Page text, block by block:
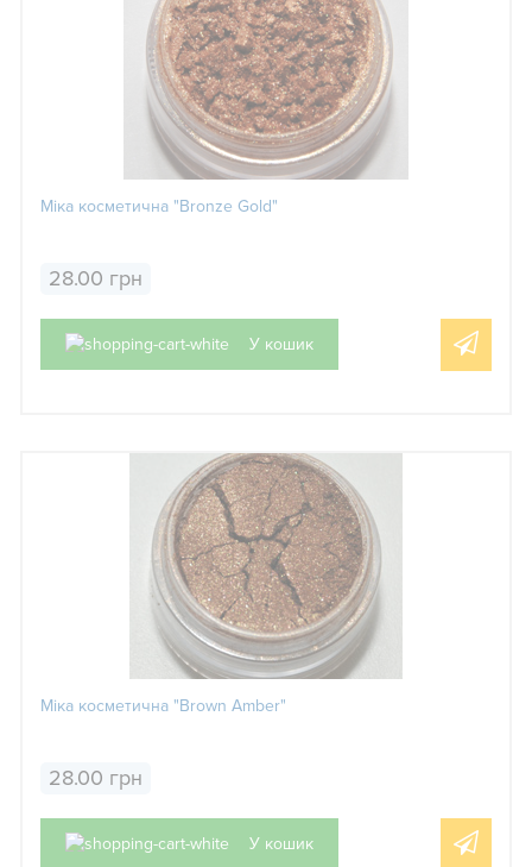
Міка косметична "Bronze Gold"
28.00 грн
У кошик
Міка косметична "Brown Amber"
28.00 грн
У кошик